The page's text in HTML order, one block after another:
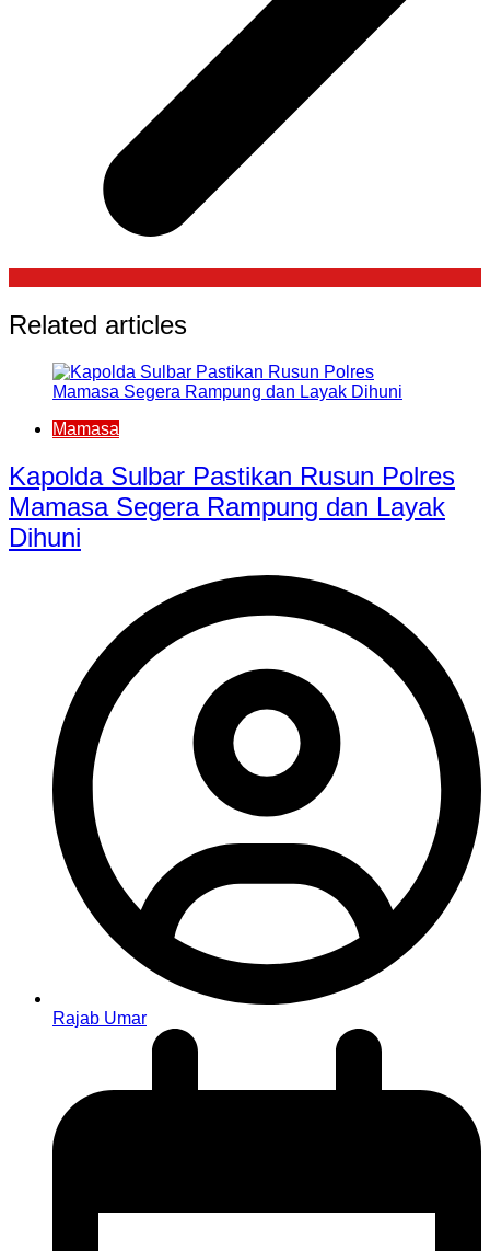
Related articles
Mamasa
Kapolda Sulbar Pastikan Rusun Polres
Mamasa Segera Rampung dan Layak
Dihuni
Rajab Umar